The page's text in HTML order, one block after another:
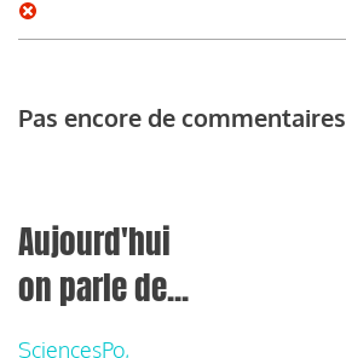
Pas encore de commentaires
Aujourd'hui
on parle de...
SciencesPo,